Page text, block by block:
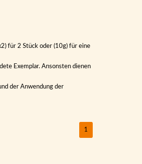
für 2 Stück oder (10g) für eine
Exemplar. Ansonsten dienen
der Anwendung der
1